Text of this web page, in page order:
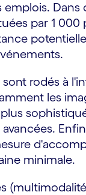
emplois.
par 1
rodés à
les
minimale.